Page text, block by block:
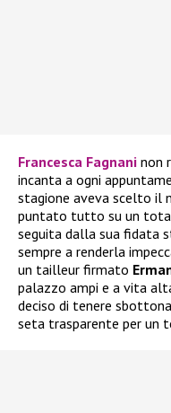
Francesca Fagnani non
incanta a ogni
stagione aveva scelto il
puntato tutto su un
seguita dalla sua fidata
sempre a renderla
un tailleur firmato
palazzo ampi e a vita
deciso di tenere
seta trasparente per un